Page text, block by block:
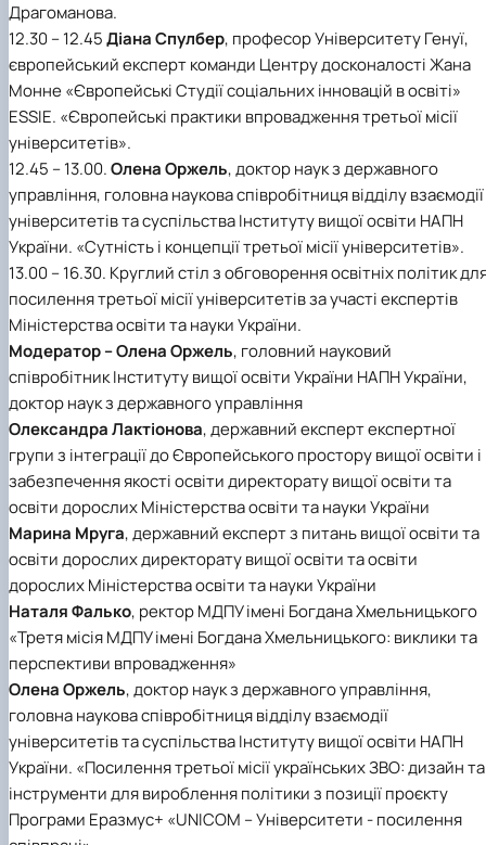
Драгоманова.
12.30 – 12.45Діана Спулбер, професор Університету Генуї,
європейський експерт команди Центру досконалості Жана
Монне «Європейські Студії соціальних інновацій в освіті»
ESSIE. «Європейські практики впровадження третьої місії
університетів».
12.45 – 13.00.Олена Оржель, доктор наук з державного
управління, головна наукова співробітниця відділу взаємодії
університетів та суспільства Інституту вищої освіти НАПН
України. «Сутність і концепції третьої місії університетів».
13.00 – 16.30. Круглий стіл з обговорення освітніх політик
посилення третьої місії університетів за участі експертів
Міністерства освіти та науки України.
Модератор – Олена Оржель, головний науковий
співробітник Інституту вищої освіти України НАПН України,
доктор наук з державного управління
Олександра Лактіонова, державний експерт експертної
групи з інтеграції до Європейського простору вищої освіти і
забезпечення якості освіти директорату вищої освіти та
освіти дорослих Міністерства освіти та науки України
Марина Мруга, державний експерт з питань вищої освіти та
освіти дорослих директорату вищої освіти та освіти
дорослих Міністерства освіти та науки України
Наталя Фалько, ректор МДПУ імені Богдана Хмельницького
«Третя місія МДПУ імені Богдана Хмельницького: виклики та
перспективи впровадження»
Олена Оржель, доктор наук з державного управління,
головна наукова співробітниця відділу взаємодії
університетів та суспільства Інституту вищої освіти НАПН
України. «Посилення третьої місії українських ЗВО: дизайн та
інструменти для вироблення політики з позиції проєкту
Програми Еразмус+ «UNICOM – Університети - посилення